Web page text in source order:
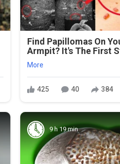
Find Papillomas On
Armpit? It's The First
More
425 40 384
9 h 19 min